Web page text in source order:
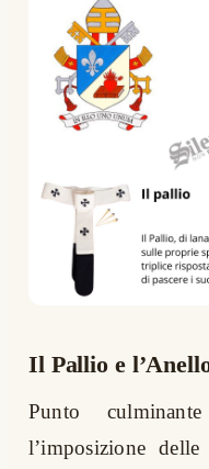
Il Pallio e
Punto
l’imposizione delle